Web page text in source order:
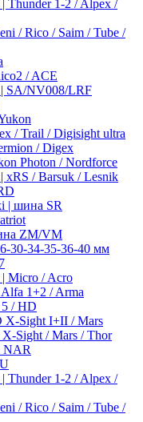
Thunder 1-2 / Alpex /
/ Rico / Saim / Tube /
/ ACE
| SA/NV008/LRF
/ Trail / Digisight ultra
/ Digex
Photon / Nordforce
xRS / Barsuk / Lesnik
| шина SR
ZM/VM
30-34-35-36-40 мм
Micro / Acro
1+2 / Arma
/ HD
X-Sight I+II / Mars
X-Sight / Mars / Thor
NAR
Thunder 1-2 / Alpex /
/ Rico / Saim / Tube /